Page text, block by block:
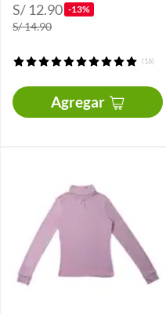
S/ 12.90 -13%
S/ 14.90
(16)
Agregar